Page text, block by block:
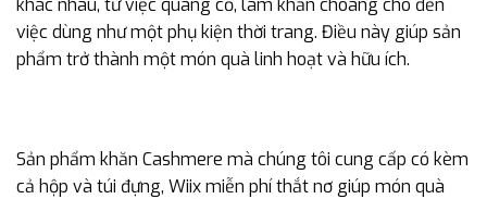
khác nhau, từ việc quàng cổ, làm khăn choàng cho đến
việc dùng như một phụ kiện thời trang. Điều này giúp sản
phẩm trở thành một món quà linh hoạt và hữu ích.
Sản phẩm khăn Cashmere mà chúng tôi cung cấp có kèm
cả hộp và túi đựng, Wiix miễn phí thắt nơ giúp món quà